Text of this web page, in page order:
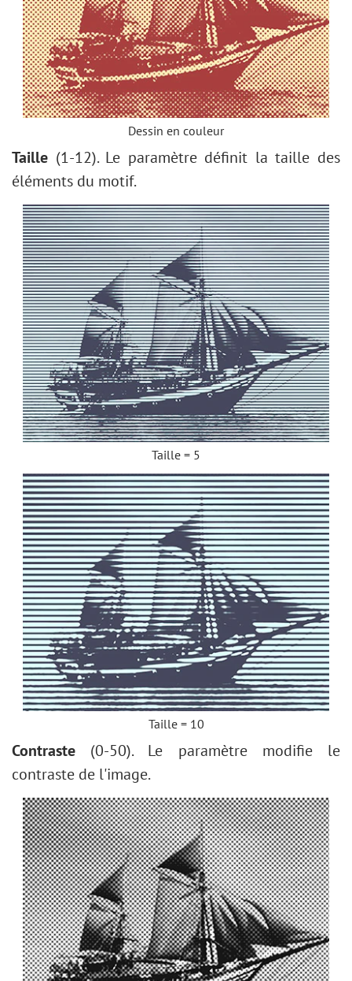
Dessin en couleur
Taille (1-12). Le paramètre définit la taille des
éléments du motif.
Taille = 5
Taille = 10
Contraste (0-50). Le paramètre modifie le
contraste de l'image.